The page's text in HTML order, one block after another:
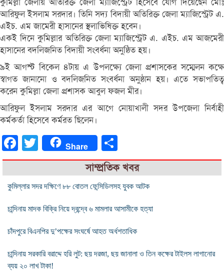
কুমিল্লা জেলায় অতিরিক্ত জেলা ম্যাজিস্ট্রেট হিসেবে যোগ দিয়েছেন মোঃ
আরিফুল ইসলাম সরদার। তিনি সদ্য বিদায়ী অতিরিক্ত জেলা ম্যাজিস্ট্রেট এ.
এইচ. এম জামেরী হাসানের স্থলাভিষিক্ত হবেন।
একই দিনে কুমিল্লার অতিরিক্ত জেলা ম্যাজিস্ট্রেট এ. এইচ. এম আজমেরী
হাসানের বদলিজনিত বিদায়ী সংবর্ধনা অনুষ্ঠিত হয়।
৯ই আগস্ট বিকেল ৪টায় এ উপলক্ষ্যে জেলা প্রশাসকের সম্মেলন কক্ষে
স্বাগত জানানো ও বদলিজনিত সংবর্ধনা অনুষ্ঠান হয়। এতে সভাপতিত্ব
করেন কুমিল্লা জেলা প্রশাসক আবুল ফজল মীর।
আরিফুল ইসলাম সরদার এর আগে নোয়াখালী সদর উপজেলা নির্বাহী
কর্মকর্তা হিসেবে কর্মরত ছিলেন।
FacebookTwitter Share
সাম্প্রতিক খবর
কুমিল্লার সদর দক্ষিণে ৮৮ বোতল ফেন্সিডিলসহ যুবক আটক
চান্দিনায় মাদক বিক্রি নিয়ে দ্বন্দ্বে ৬ মামলার আসামীকে হত্যা
চাঁদপুরে বিএনপির দু’পক্ষের সংঘর্ষে আহত অর্ধশতাধিক
চান্দিনায় সরকারি বরাদ্দে হরি লুট: ছয় দরজা, ছয় জানালা ও তিন কক্ষের টাইলস লাগানোর
ব্যয় ২০ লাখ টাকা!